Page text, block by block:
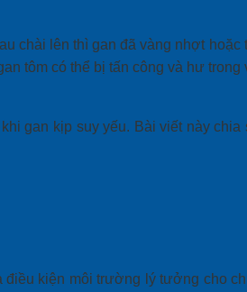
chài lên thì gan đã vàng nhợt hoặc
tôm có thể bị tấn công và hư trong
gan kịp suy yếu. Bài viết này chia
kiện môi trường lý tưởng cho